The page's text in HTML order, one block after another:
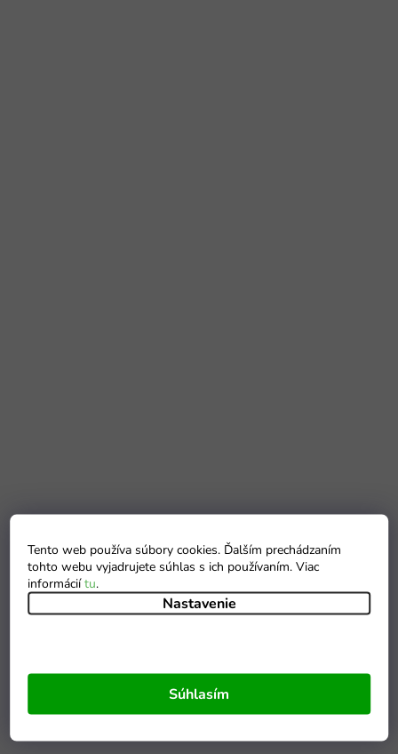
Tento web používa súbory cookies. Ďalším prechádzaním
tohto webu vyjadrujete súhlas s ich používaním. Viac
informáciítu.
Nastavenie
Súhlasím